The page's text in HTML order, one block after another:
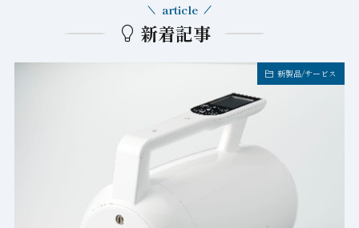
新着記事
article
新製品/サービス